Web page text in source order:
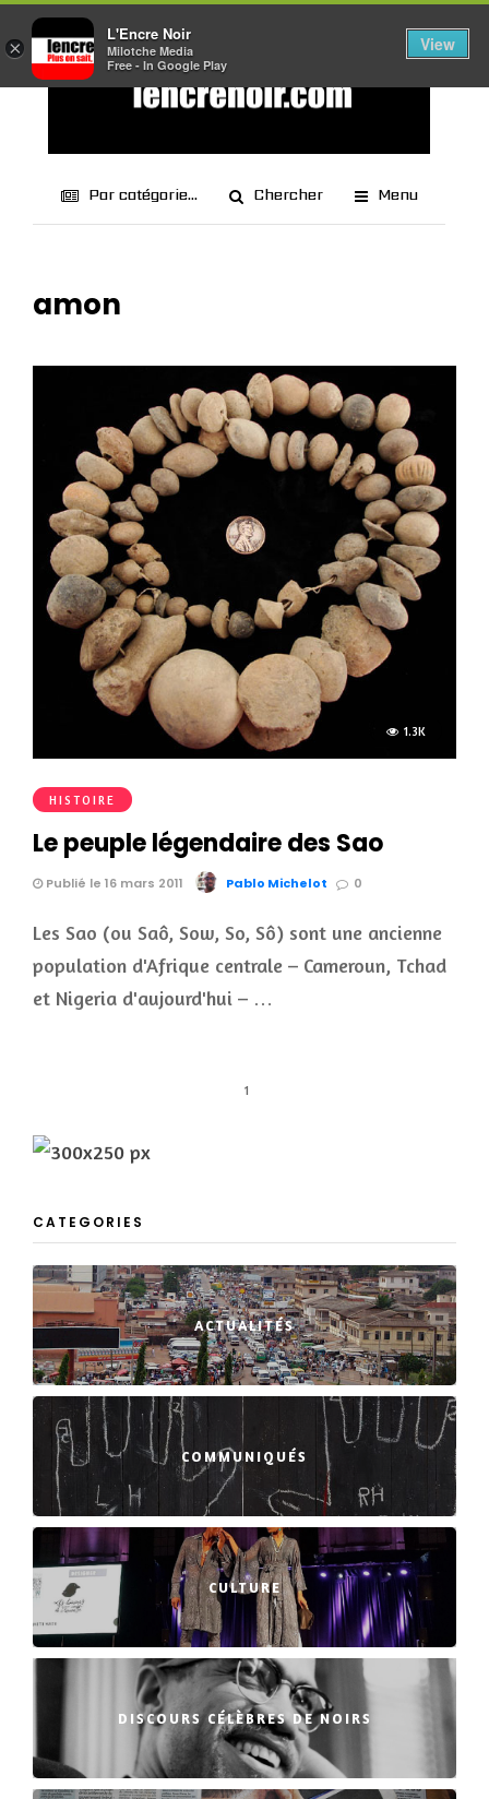
Par catégorie... Chercher Menu
amon
1.3K
HISTOIRE
Le peuple légendaire des Sao
Publié le 16 mars 2011 Pablo Michelot 0
Les Sao (ou Saô, Sow, So, Sô) sont une ancienne
population d'Afrique centrale – Cameroun, Tchad
et Nigeria d'aujourd'hui – …
1
CATEGORIES
ACTUALITÉS
COMMUNIQUÉS
CULTURE
DISCOURS CÉLÈBRES DE NOIRS
×
L'Encre Noir
Milotche Media
Free - In Google Play
View